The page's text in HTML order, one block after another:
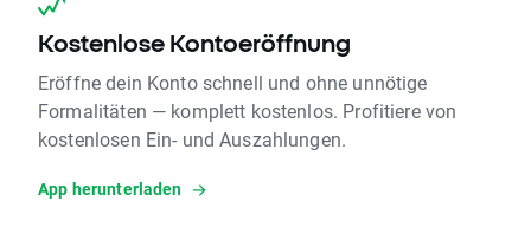
Kostenlose Kontoeröffnung
Eröffne dein Konto schnell und ohne unnötige
Formalitäten — komplett kostenlos. Profitiere von
kostenlosen Ein- und Auszahlungen.
App herunterladen